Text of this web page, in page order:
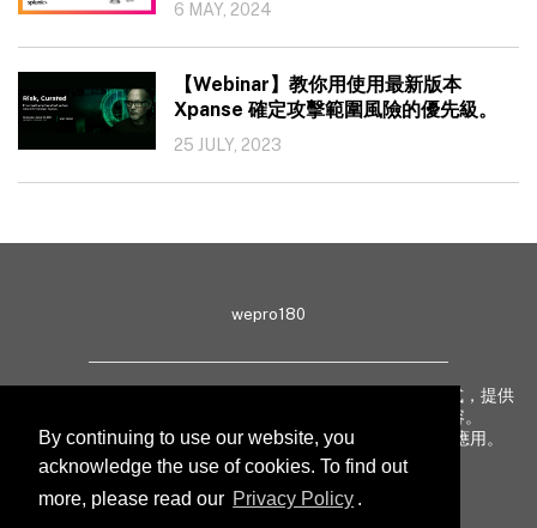
By continuing to use our website, you
acknowledge the use of cookies. To find out
more, please read our Privacy Policy .
6 MAY, 2024
【Webinar】教你用使用最新版本
Xpanse 確定攻擊範圍風險的優先級。
25 JULY, 2023
wepro180
wepro180 由 IT 業界專家組成，以生動有趣、深入淺出方式，提供
最新 IT 動態、趨勢、技術、行業熱話、專題報導等內容。
致力提升亞太地區科技知識及網絡安全意識，促進新技術應用。